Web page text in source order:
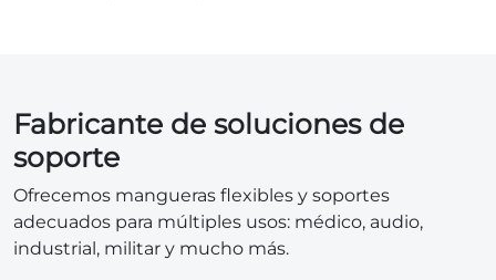
Fabricante de soluciones de
soporte
Ofrecemos mangueras flexibles y soportes
adecuados para múltiples usos: médico, audio,
industrial, militar y mucho más.